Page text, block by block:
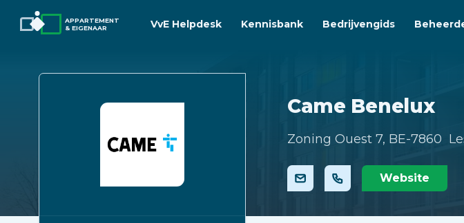
APPARTEMENT
& EIGENAAR
VvE Helpdesk Kennisbank Bedrijvengids
Came Benelux
Zoning Ouest 7, BE-7860
Website